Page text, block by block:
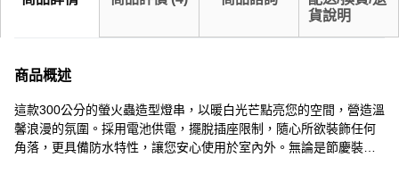
貨說明
商品概述
這款300公分的螢火蟲造型燈串，以暖白光芒點亮您的空間，營造溫
馨浪漫的氛圍。採用電池供電，擺脫插座限制，隨心所欲裝飾任何
角落，更具備防水特性，讓您安心使用於室內外。無論是節慶裝